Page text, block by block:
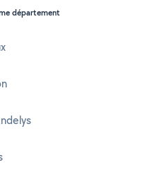
département